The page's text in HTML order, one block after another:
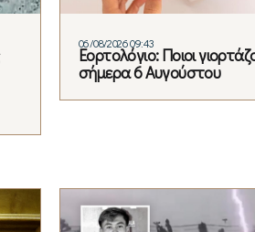
06/08/2026 09:43
Εορτολόγιο: Ποιοι
σήμερα 6 Αυγούστου